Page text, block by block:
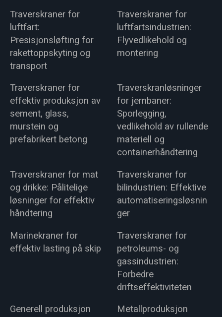
Traverskraner for
luftfart:
Presisjonsløfting for
rakettoppskyting og
transport
Traverskraner for
luftfartsindustrien:
Flyvedlikehold og
montering
Traverskraner for
effektiv produksjon av
sement, glass,
murstein og
prefabrikert betong
Traverskranløsninger
for jernbaner:
Sporlegging,
vedlikehold av rullende
materiell og
containerhåndtering
Traverskraner for mat
og drikke: Pålitelige
løsninger for effektiv
håndtering
Traverskraner for
bilindustrien: Effektive
automatiseringsløsnin
ger
Marinekraner for
effektiv lasting på skip
Traverskraner for
petroleums- og
gassindustrien:
Forbedre
driftseffektiviteten
Generell produksjon
Metallproduksjon